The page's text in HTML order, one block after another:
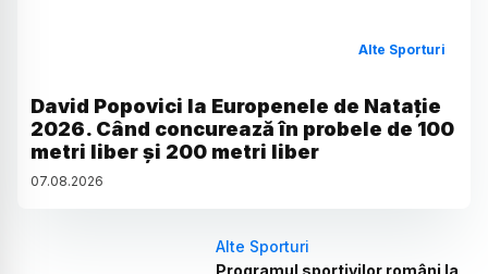
Alte Sporturi
David Popovici la Europenele de Natație
2026. Când concurează în probele de 100
metri liber și 200 metri liber
07.08.2026
Alte Sporturi
Programul sportivilor români la